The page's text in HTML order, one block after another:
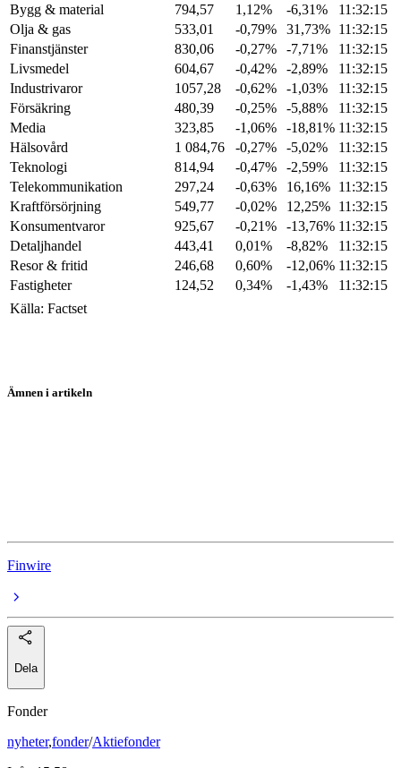
Bygg & material
794,57 1,12% -6,31%
11:32:15
Olja & gas
533,01 -0,79% 31,73% 11:32:15
Finanstjänster
830,06 -0,27% -7,71%
11:32:15
Livsmedel
604,67 -0,42% -2,89%
11:32:15
Industrivaror
1057,28 -0,62% -1,03%
11:32:15
Försäkring
480,39 -0,25% -5,88%
11:32:15
Media
323,85 -1,06% -18,81% 11:32:15
Hälsovård
1 084,76 -0,27% -5,02%
11:32:15
Teknologi
814,94 -0,47% -2,59%
11:32:15
Telekommunikation
297,24 -0,63% 16,16% 11:32:15
Kraftförsörjning
549,77 -0,02% 12,25% 11:32:15
Konsumentvaror
925,67 -0,21% -13,76% 11:32:15
Detaljhandel
443,41 0,01% -8,82%
11:32:15
Resor & fritid
246,68 0,60% -12,06% 11:32:15
Fastigheter
124,52 0,34% -1,43%
11:32:15
Källa: Factset
Ämnen i artikeln
Finwire
Dela
Fonder
nyheter,fonder/Aktiefonder